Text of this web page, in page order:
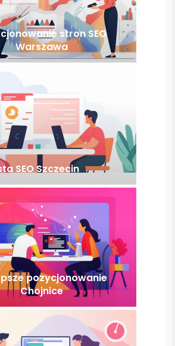
stron SEO
Warszawa
SEO Szczecin
pozycjonowanie
Chojnice